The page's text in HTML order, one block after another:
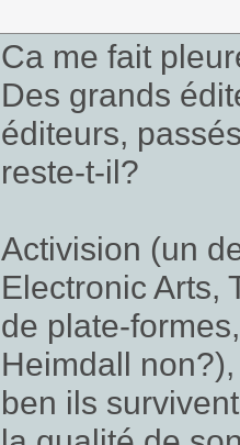
Ca me fait
Des grands
éditeurs,
reste-t-il?
Activision (un
Electronic Arts,
de plate-
Heimdall
ben ils